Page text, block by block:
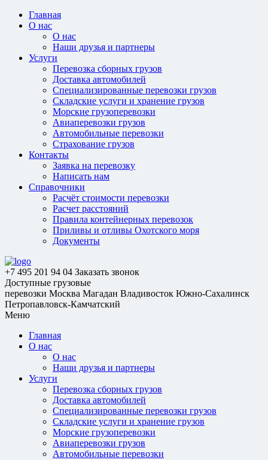
Главная
О нас
О нас
Наши друзья и партнеры
Услуги
Перевозка сборных грузов
Доставка автомобилей
Специализированные перевозки грузов
Складские услуги и хранение грузов
Морские грузоперевозки
Авиаперевозки грузов
Автомобильные перевозки
Страхование грузов
Контакты
Заявка на перевозку
Написать нам
Справочники
Расчёт стоимости перевозки
Расчет расстояний
Правила контейнерных перевозок
Приливы и отливы Охотского моря
Документы
+7 495 201 94 04 Заказать звонок
Доступные грузовые
перевозки Москва Магадан Владивосток Южно-Сахалинск
Петропавловск-Камчатский
Меню
Главная
О нас
О нас
Наши друзья и партнеры
Услуги
Перевозка сборных грузов
Доставка автомобилей
Специализированные перевозки грузов
Складские услуги и хранение грузов
Морские грузоперевозки
Авиаперевозки грузов
Автомобильные перевозки